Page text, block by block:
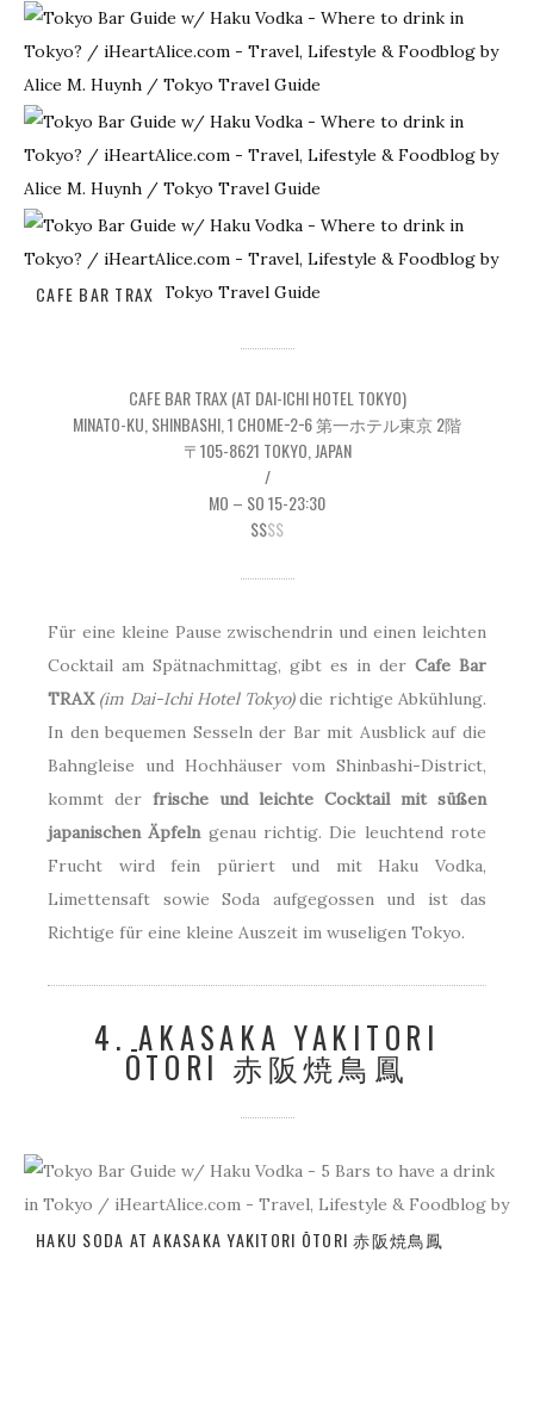
CAFE BAR TRAX
CAFE BAR TRAX (AT DAI-ICHI HOTEL TOKYO)
MINATO-KU, SHINBASHI, 1 CHOME−2−6 第一ホテル東京 2階
〒105-8621 TOKYO, JAPAN
/
MO – SO 15-23:30
$$$$
Für eine kleine Pause zwischendrin und einen leichten
Cocktail am Spätnachmittag, gibt es in der Cafe Bar
TRAX (im Dai-Ichi Hotel Tokyo)die richtige Abkühlung.
In den bequemen Sesseln der Bar mit Ausblick auf die
Bahngleise und Hochhäuser vom Shinbashi-District,
kommt der frische und leichte Cocktail mit süßen
japanischen Äpfeln genau richtig. Die leuchtend rote
Frucht wird fein püriert und mit Haku Vodka,
Limettensaft sowie Soda aufgegossen und ist das
Richtige für eine kleine Auszeit im wuseligen Tokyo.
4. AKASAKA YAKITORI
ŌTORI 赤阪焼鳥鳳
HAKU SODA AT AKASAKA YAKITORI ŌTORI 赤阪焼鳥鳳